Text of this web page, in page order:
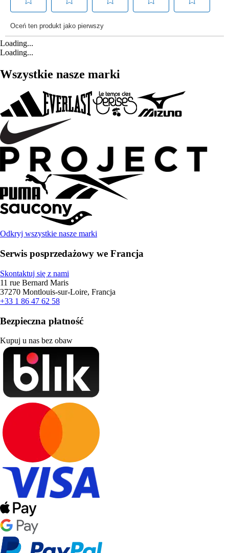
Loading...
Loading...
Wszystkie nasze marki
Odkryj wszystkie nasze marki
Serwis posprzedażowy we Francja
Skontaktuj się z nami
11 rue Bernard Maris
37270 Montlouis-sur-Loire, Francja
+33 1 86 47 62 58
Bezpieczna płatność
Kupuj u nas bez obaw